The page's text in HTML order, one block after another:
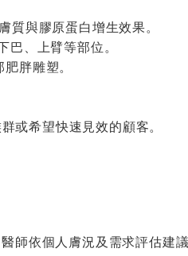
質與膠原蛋白增生效果。
巴、上臂等部位。
胖雕塑。
或希望快速見效的顧客。
師依個人膚況及需求評估建議